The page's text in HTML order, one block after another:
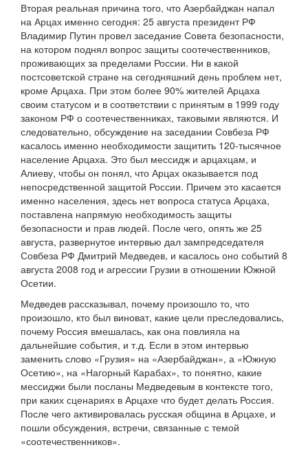
Вторая реальная причина того, что Азербайджан напал
на Арцах именно сегодня: 25 августа президент РФ
Владимир Путин провел заседание Совета безопасности,
на котором поднял вопрос защиты соотечественников,
проживающих за пределами России. Ни в какой
постсоветской стране на сегодняшний день проблем нет,
кроме Арцаха. При этом более 90% жителей Арцаха
своим статусом и в соответствии с принятым в 1999 году
законом РФ о соотечественниках, таковыми являются. И
следовательно, обсуждение на заседании Совбеза РФ
касалось именно необходимости защитить 120-тысячное
население Арцаха. Это был мессидж и арцахцам, и
Алиеву, чтобы он понял, что Арцах оказывается под
непосредственной защитой России. Причем это касается
именно населения, здесь нет вопроса статуса Арцаха,
поставлена напрямую необходимость защиты
безопасности и прав людей. После чего, опять же 25
августа, развернутое интервью дал зампредседателя
Совбеза РФ Дмитрий Медведев, и касалось оно событий 8
августа 2008 год и агрессии Грузии в отношении Южной
Осетии.
Медведев рассказывал, почему произошло то, что
произошло, кто был виноват, какие цели преследовались,
почему Россия вмешалась, как она повлияла на
дальнейшие события, и т.д. Если в этом интервью
заменить слово «Грузия» на «Азербайджан», а «Южную
Осетию», на «Нагорный Карабах», то понятно, какие
мессиджи были посланы Медведевым в контексте того,
при каких сценариях в Арцахе что будет делать Россия.
После чего активировалась русская община в Арцахе, и
пошли обсуждения, встречи, связанные с темой
«соотечественников».